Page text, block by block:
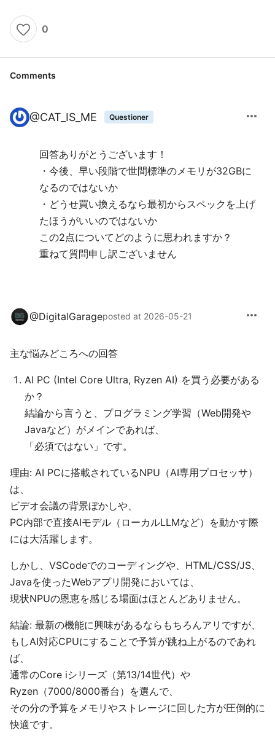
0
Comments
@CAT_IS_ME Questioner more_horiz
回答ありがとうございます！
・今後、早い段階で世間標準のメモリが32GBに
なるのではないか
・どうせ買い換えるなら最初からスペックを上げ
たほうがいいのではないか
この2点についてどのように思われますか？
重ねて質問申し訳ございません
@DigitalGarageposted at 2026-05-21 more_horiz
主な悩みどころへの回答
AI PC (Intel Core Ultra, Ryzen AI) を買う必要がある
か？
結論から言うと、プログラミング学習（Web開発や
Javaなど）がメインであれば、
「必須ではない」です。
理由: AI PCに搭載されているNPU（AI専用プロセッサ）
は、
ビデオ会議の背景ぼかしや、
PC内部で直接AIモデル（ローカルLLMなど）を動かす際
には大活躍します。
しかし、VSCodeでのコーディングや、HTML/CSS/JS、
Javaを使ったWebアプリ開発においては、
現状NPUの恩恵を感じる場面はほとんどありません。
結論: 最新の機能に興味があるならもちろんアリですが、
もしAI対応CPUにすることで予算が跳ね上がるのであれ
ば、
通常のCore iシリーズ（第13/14世代）や
Ryzen（7000/8000番台）を選んで、
その分の予算をメモリやストレージに回した方が圧倒的に
快適です。